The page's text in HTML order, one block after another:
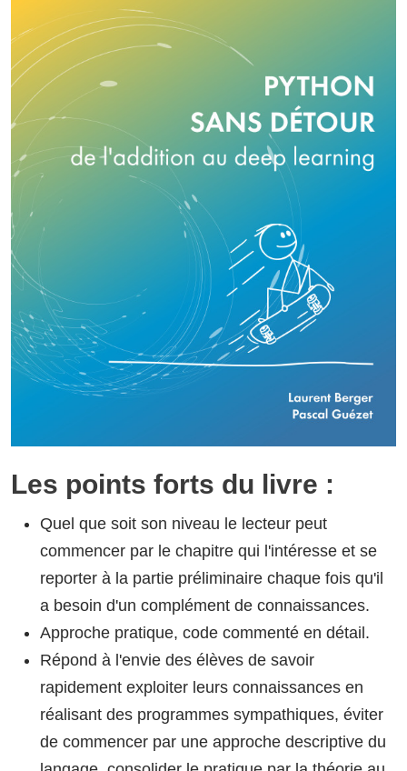
Les points forts du livre :
Quel que soit son niveau le lecteur peut
commencer par le chapitre qui l'intéresse et se
reporter à la partie préliminaire chaque fois qu'il
a besoin d'un complément de connaissances.
Approche pratique, code commenté en détail.
Répond à l'envie des élèves de savoir
rapidement exploiter leurs connaissances en
réalisant des programmes sympathiques, éviter
de commencer par une approche descriptive du